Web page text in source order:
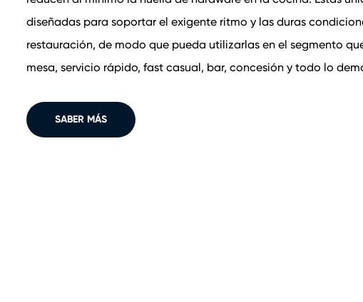
diseñadas para soportar el exigente ritmo y las duras
restauración, de modo que pueda utilizarlas en el segmento
mesa, servicio rápido, fast casual, bar, concesión y todo lo
SABER MÁS